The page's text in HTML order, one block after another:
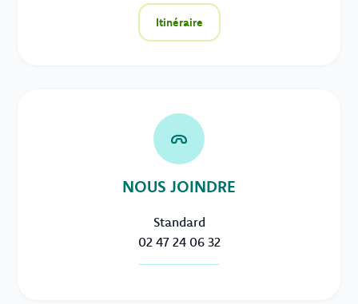
Itinéraire
NOUS JOINDRE
Standard
02 47 24 06 32